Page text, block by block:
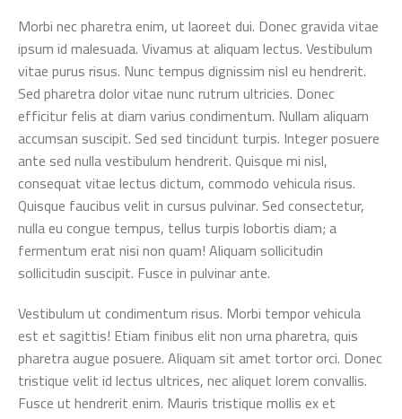
Morbi nec pharetra enim, ut laoreet dui. Donec gravida vitae
ipsum id malesuada. Vivamus at aliquam lectus. Vestibulum
vitae purus risus. Nunc tempus dignissim nisl eu hendrerit.
Sed pharetra dolor vitae nunc rutrum ultricies. Donec
efficitur felis at diam varius condimentum. Nullam aliquam
accumsan suscipit. Sed sed tincidunt turpis. Integer posuere
ante sed nulla vestibulum hendrerit. Quisque mi nisl,
consequat vitae lectus dictum, commodo vehicula risus.
Quisque faucibus velit in cursus pulvinar. Sed consectetur,
nulla eu congue tempus, tellus turpis lobortis diam; a
fermentum erat nisi non quam! Aliquam sollicitudin
sollicitudin suscipit. Fusce in pulvinar ante.
Vestibulum ut condimentum risus. Morbi tempor vehicula
est et sagittis! Etiam finibus elit non urna pharetra, quis
pharetra augue posuere. Aliquam sit amet tortor orci. Donec
tristique velit id lectus ultrices, nec aliquet lorem convallis.
Fusce ut hendrerit enim. Mauris tristique mollis ex et